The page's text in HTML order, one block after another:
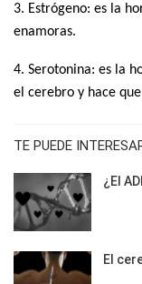
3. Estrógeno: es la
enamoras.
4. Serotonina: es la
el cerebro y hace
TE PUEDE
¿El
El